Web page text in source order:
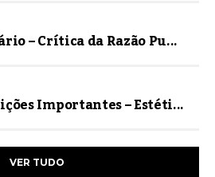
– Crítica da Razão Pu...
Importantes – Estéti...
VER TUDO